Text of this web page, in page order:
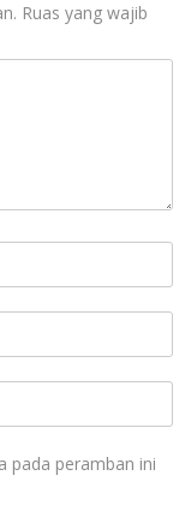
Ruas yang wajib
pada peramban ini